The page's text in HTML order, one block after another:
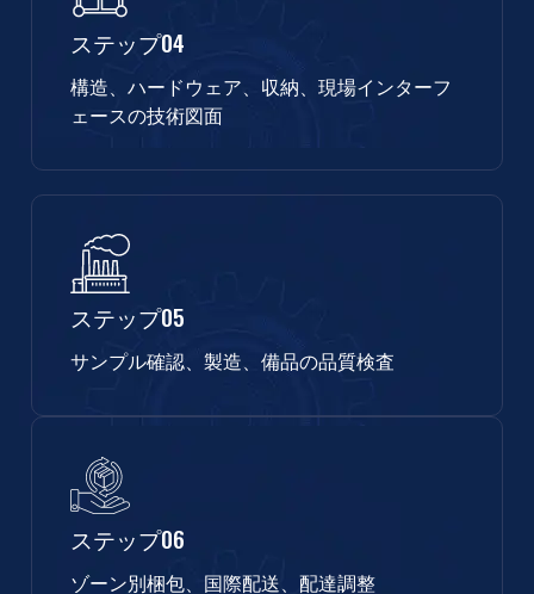
ステップ04
構造、ハードウェア、収納、現場インターフ
ェースの技術図面
ステップ05
サンプル確認、製造、備品の品質検査
ステップ06
ゾーン別梱包、国際配送、配達調整